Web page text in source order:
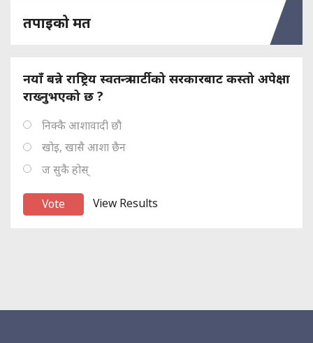
तपाइको मत
नयाँ बन्ने राष्ट्रिय स्वतन्त्र पार्टीको सरकारबाट कस्तो अपेक्षा
राख्नुभएको छ ?
निक्कै आशावादी छौ
खोइ, खासै आशा छैन
ज सुकै होस्
View Results